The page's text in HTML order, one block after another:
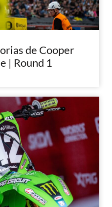
de Cooper
| Round 1